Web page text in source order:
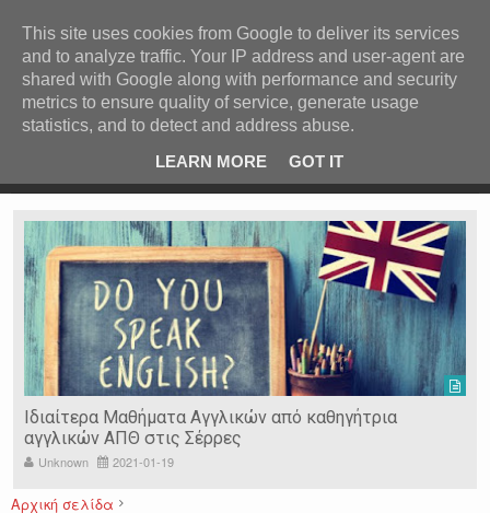
Ιερόσυλοι έκλεψαν τάματα από Ιερό Ναό στις Σέρρες
Ιδιαίτερα Μαθήματα Αγγλικών από καθηγήτρια
αγγλικών ΑΠΘ στις Σέρρες
Unknown 2021-01-19
Αρχική σελίδα
ΚΕΝΤΡΙΚΗ ΑΝΑ ΚΑΤΗΓΟΡΙΑ
ΕΙΔΗΣΕΙΣ ΑΝΑ ΠΕΡΙΟΧΗ
ΠΡΟΣΦΑΤΑ ΝΕΑ
Ν. ΣΕΡΡΩΝ Η ΓΗ ΜΑΣ
ΤΥΧΑΙΕΣ ΑΝΑΡΤΗΣΕΙΣ/ΑΡΘΡΑ
Serres Racing Circuit
Panserraikos FC
Ikaroi B.C.
This site uses cookies from Google to deliver its services
and to analyze traffic. Your IP address and user-agent are
shared with Google along with performance and security
metrics to ensure quality of service, generate usage
statistics, and to detect and address abuse.
LEARN MORE
GOT IT